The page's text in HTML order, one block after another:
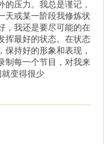
的压力。我总是谨记，
天或某一阶段我修炼状
，我还是要尽可能的在
挥最好的状态。在状态
保持好的形象和表现，
制每一个节目，对我来
变得很少